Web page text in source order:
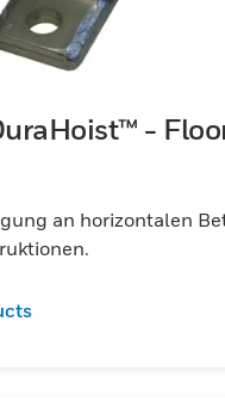
-
an horizontalen